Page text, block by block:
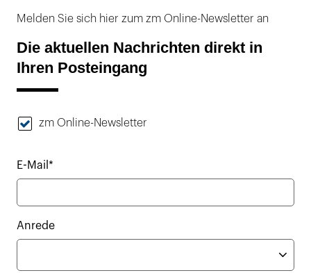
Melden Sie sich hier zum zm Online-Newsletter an
Die aktuellen Nachrichten direkt in
Ihren Posteingang
zm Online-Newsletter
E-Mail*
Anrede